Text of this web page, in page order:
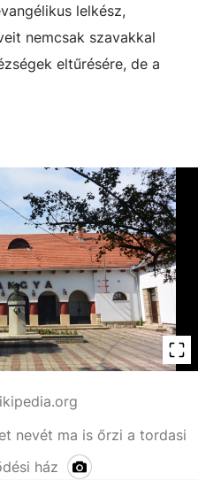
lelkész,
nemcsak szavakkal
eltűrésére, de a
nevét ma is őrzi a tordasi
ház